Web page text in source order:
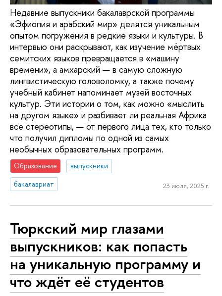
Недавние выпускники бакалаврской программы
«Эфиопия и арабский мир» делятся уникальным
опытом погружения в редкие языки и культуры. В
интервью они раскрывают, как изучение мёртвых
семитских языков превращается в «машину
времени», а амхарский — в самую сложную
лингвистическую головоломку, а также почему
учебный кабинет напоминает музей восточных
культур. Эти истории о том, как можно «мыслить
на другом языке» и разбивает ли реальная Африка
все стереотипы, — от первого лица тех, кто только
что получил дипломы по одной из самых
необычных образовательных программ.
Образование
выпускники
бакалавриат
23 июля, 2025 г.
Тюркский мир глазами
выпускников: как попасть
на уникальную программу и
что ждёт её студентов